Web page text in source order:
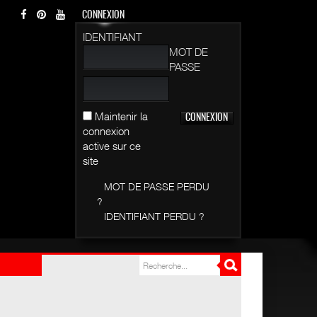
CONNEXION
IDENTIFIANT
MOT DE
PASSE
Maintenir la
connexion
active sur ce
site
MOT DE PASSE PERDU
?
IDENTIFIANT PERDU ?